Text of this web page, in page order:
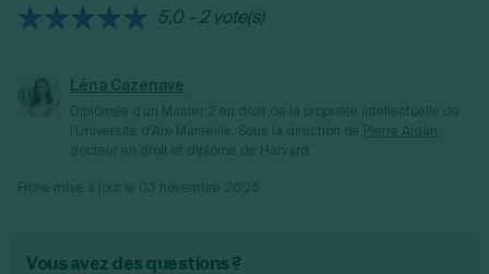
5,0 - 2 vote(s)
Léna Cazenave
Vous avez des questions ?